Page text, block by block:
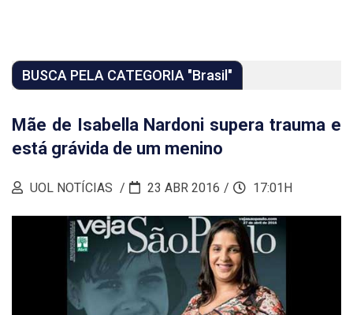
BUSCA PELA CATEGORIA "Brasil"
Mãe de Isabella Nardoni supera trauma e
está grávida de um menino
UOL NOTÍCIAS 23 ABR 2016 17:01H